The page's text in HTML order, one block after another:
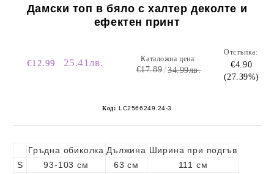
Дамски топ в бяло с халтер деколте и
ефектен принт
€12.99 25.41лв. Каталожна цена:
€17.89 34.99лв.
Отстъпка:
€4.90
(27.39%)
Код: LC2566249.24-3
Гръдна обиколка Дължина Ширина при подгъв
S
93-103 см 63 см
111 см